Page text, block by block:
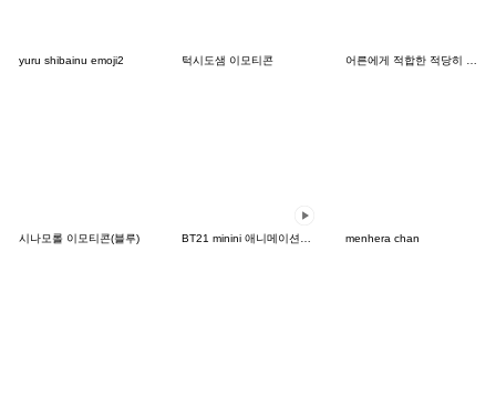
yuru shibainu emoji2 턱시도샘 이모티콘
시나모롤 이모티콘(블루) menhera chan